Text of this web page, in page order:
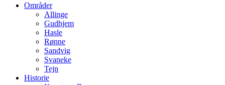
Områder
Allinge
Gudhjem
Hasle
Rønne
Sandvig
Svaneke
Tejn
Historie